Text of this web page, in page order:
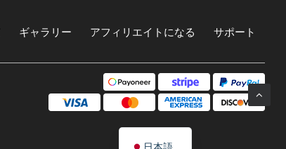
ギャラリー アフィリエイトになる サポート
日本語